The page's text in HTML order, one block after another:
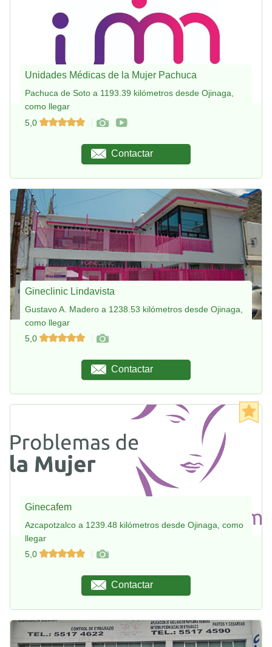
Unidades Médicas de la Mujer Pachuca
Pachuca de Soto a 1193.39 kilómetros desde Ojinaga,
como llegar
5,0
Contactar
Gineclinic Lindavista
Gustavo A. Madero a 1238.53 kilómetros desde Ojinaga,
como llegar
5,0
Contactar
Ginecafem
Azcapotzalco a 1239.48 kilómetros desde Ojinaga, como
llegar
5,0
Contactar